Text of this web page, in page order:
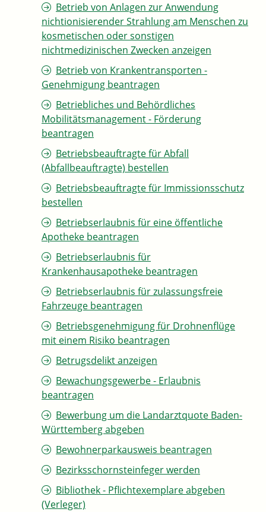
Betrieb von Anlagen zur Anwendung
nichtionisierender Strahlung am Menschen zu
kosmetischen oder sonstigen
nichtmedizinischen Zwecken anzeigen
Betrieb von Krankentransporten -
Genehmigung beantragen
Betriebliches und Behördliches
Mobilitätsmanagement - Förderung
beantragen
Betriebsbeauftragte für Abfall
(Abfallbeauftragte) bestellen
Betriebsbeauftragte für Immissionsschutz
bestellen
Betriebserlaubnis für eine öffentliche
Apotheke beantragen
Betriebserlaubnis für
Krankenhausapotheke beantragen
Betriebserlaubnis für zulassungsfreie
Fahrzeuge beantragen
Betriebsgenehmigung für Drohnenflüge
mit einem Risiko beantragen
Betrugsdelikt anzeigen
Bewachungsgewerbe - Erlaubnis
beantragen
Bewerbung um die Landarztquote Baden-
Württemberg abgeben
Bewohnerparkausweis beantragen
Bezirksschornsteinfeger werden
Bibliothek - Pflichtexemplare abgeben
(Verleger)